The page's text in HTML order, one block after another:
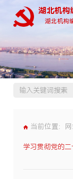
湖北机构
湖北机构
当前位置：
学习贯彻党的